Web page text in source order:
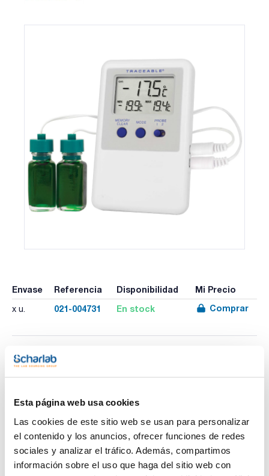
Esta página web usa cookies
Las cookies de este sitio web se usan para personalizar
el contenido y los anuncios, ofrecer funciones de redes
sociales y analizar el tráfico. Además, compartimos
información sobre el uso que haga del sitio web con
Envase Referencia Disponibilidad Mi Precio
x u. 021-004731 En stock Comprar
Imprimir ficha de
producto
Exactitud : ±0,5°C (-30 a 50ºC), ±1°C resto
Sondas : 2 botellas
Pack (u.) : 1
La sonda de botella aisla el sensor de los cambios rápidos.
- Smart-Alarm™: alarma visual/audible que continúa sonando
incluso si la unidad regresa a condiciones sin alarma